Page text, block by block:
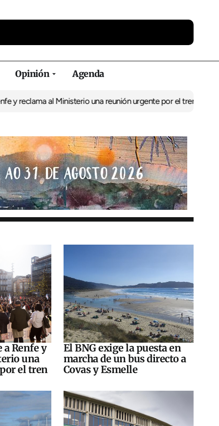
Opinión Agenda
al Ministerio una reunión urgente por el trenEl BNG exige la
Renfe y
una
el tren
El BNG exige la puesta en
marcha de un bus directo a
Covas y Esmelle